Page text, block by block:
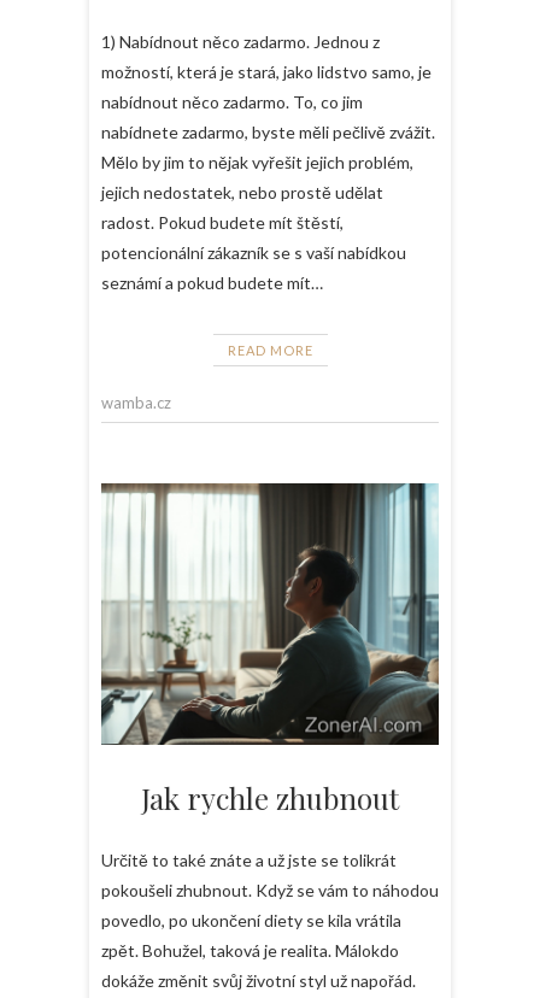
1) Nabídnout něco zadarmo. Jednou z
možností, která je stará, jako lidstvo samo, je
nabídnout něco zadarmo. To, co jim
nabídnete zadarmo, byste měli pečlivě zvážit.
Mělo by jim to nějak vyřešit jejich problém,
jejich nedostatek, nebo prostě udělat
radost. Pokud budete mít štěstí,
potencionální zákazník se s vaší nabídkou
seznámí a pokud budete mít…
READ MORE
wamba.cz
Jak rychle zhubnout
Určitě to také znáte a už jste se tolikrát
pokoušeli zhubnout. Když se vám to náhodou
povedlo, po ukončení diety se kila vrátila
zpět. Bohužel, taková je realita. Málokdo
dokáže změnit svůj životní styl už napořád.